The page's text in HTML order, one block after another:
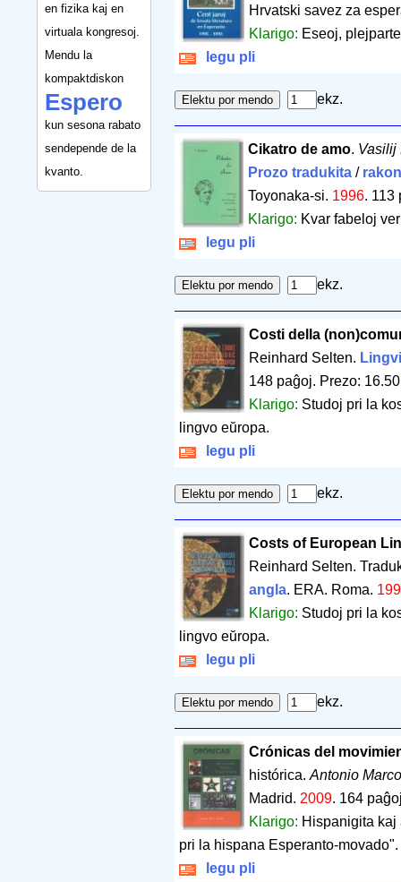
en fizika kaj en
virtuala kongresoj.
Mendu la
kompaktdiskon
Espero
kun sesona rabato
sendepende de la
kvanto.
Hrvatski savez za
Klarigo: Eseoj,
legu pli
ekz.
Cikatro de amo. Vasilij
Prozo tradukita/
Toyonaka-si. 1996. 113
Klarigo: Kvar fabeloj
legu pli
ekz.
Costi della
Reinhard Selten.
148 paĝoj. Prezo:
Klarigo: Studoj pri la
lingvo eŭropa.
legu pli
ekz.
Costs of European
Reinhard Selten.
angla. ERA. Roma.
Klarigo: Studoj pri la
lingvo eŭropa.
legu pli
ekz.
Crónicas del
histórica. Antonio
Madrid. 2009. 164
Klarigo: Hispanigita
pri la hispana Esperanto-movado".
legu pli